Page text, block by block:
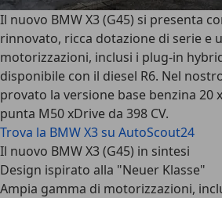
Il nuovo BMW X3 (G45) si presenta
rinnovato, ricca dotazione di serie e
motorizzazioni, inclusi i plug-in
disponibile con il diesel R6. Nel
provato la versione base benzina 20
punta M50 xDrive da 398 CV.
Trova la BMW X3 su AutoScout24
Il nuovo BMW X3 (G45) in sintesi
Design ispirato alla "Neuer Klasse"
Ampia gamma di motorizzazioni,